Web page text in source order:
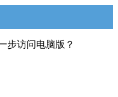
步访问电脑版？